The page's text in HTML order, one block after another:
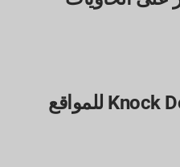
طبول Knock Down (KDD) للمواقع